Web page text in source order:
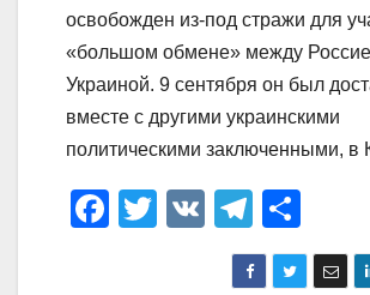
освобожден из-под стражи для
«большом обмене» между
Украиной. 9 сентября он был
вместе с другими украинскими
политическими заключенными, в
F
T
V
T
el
e
тп
р